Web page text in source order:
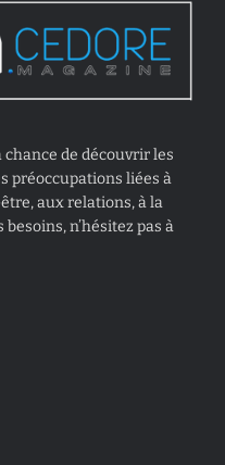
de découvrir les
préoccupations liées à
aux relations, à la
n’hésitez pas à